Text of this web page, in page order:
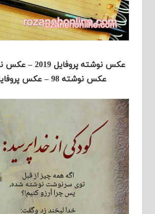
عکس نوشته 98 – عکس پروفایل جدید